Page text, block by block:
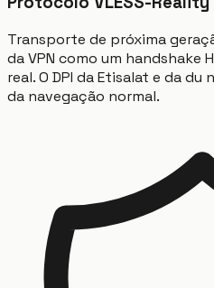
Transporte de próxima
da VPN como um handshake
real. O DPI da Etisalat e da
da navegação normal.